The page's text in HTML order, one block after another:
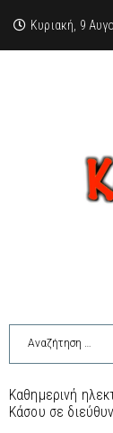
Κυριακή, 9
Καθημερινή
Κάσου σε